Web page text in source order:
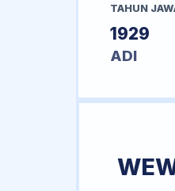
TAHUN
1929
ADI